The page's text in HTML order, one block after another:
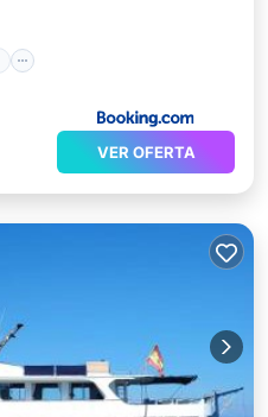
VER OFERTA